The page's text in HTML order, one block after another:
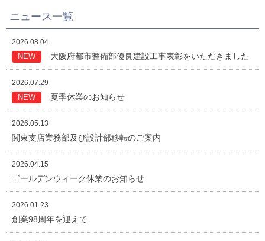
ニュース一覧
2026.08.04
NEW 大阪府都市整備部優良建設工事表彰をいただきました
2026.07.29
NEW 夏季休業のお知らせ
2026.05.13
関東支店業務部及び設計部移転のご案内
2026.04.15
ゴールデンウィーク休業のお知らせ
2026.01.23
創業98周年を迎えて